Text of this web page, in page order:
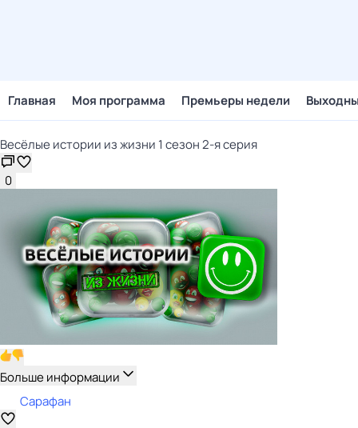
Главная Моя программа Премьеры недели
Весёлые истории из жизни 1 сезон 2-я серия
0
Больше информации
Сарафан